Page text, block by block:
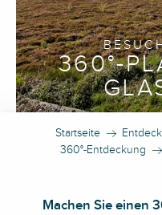
360°-
Startseite
360°-Entdeckung
Machen Sie einen